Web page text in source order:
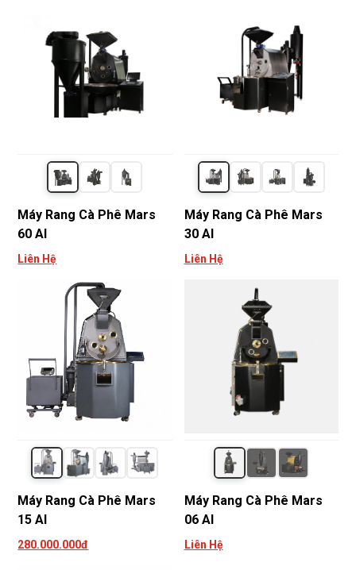
Máy Rang Cà Phê Mars
60 AI
Liên Hệ
Máy Rang Cà Phê Mars
30 AI
Liên Hệ
Máy Rang Cà Phê Mars
15 AI
280.000.000đ
Máy Rang Cà Phê Mars
06 AI
Liên Hệ